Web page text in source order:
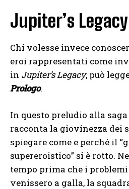
Jupiter’s
Chi volesse invece
eroi rappresentati come
in Jupiter’s Legacy, può
Prologo.
In questo preludio alla
racconta la giovinezza dei
spiegare come e perché il
supereroistico” si è rotto.
tempo prima che i
venissero a galla, la